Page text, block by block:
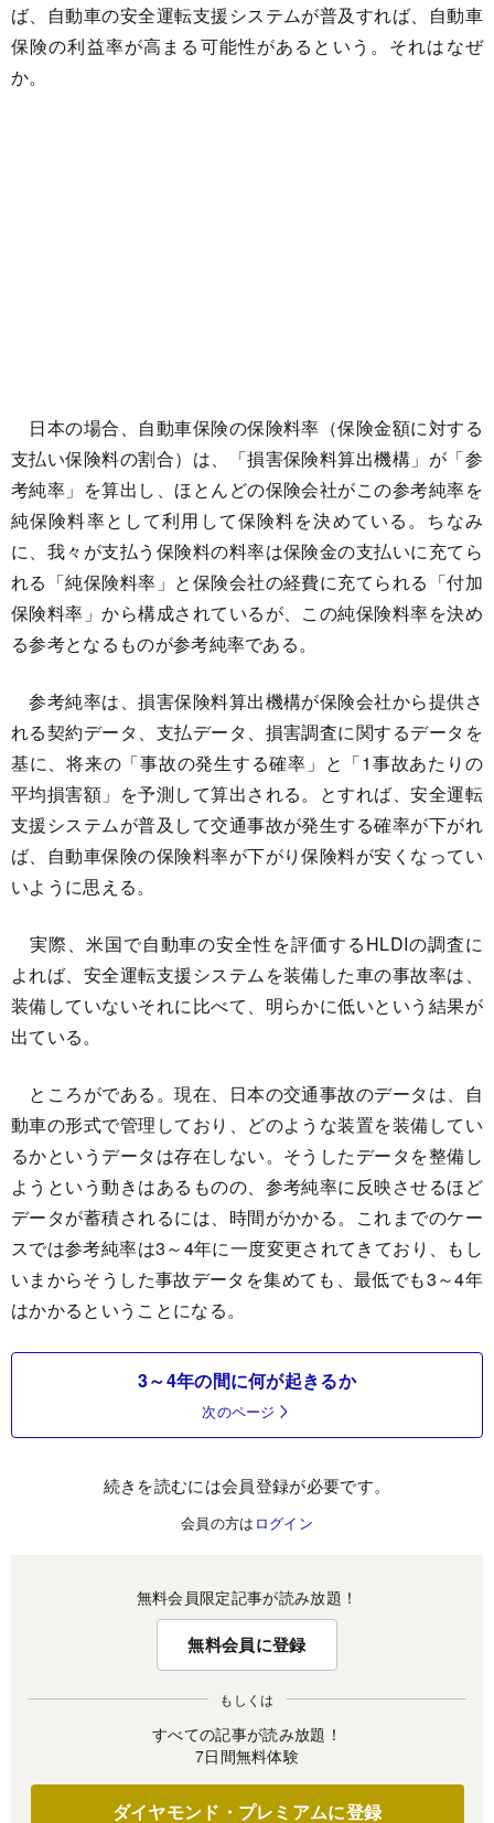
ば、自動車の安全運転支援システムが普及すれば、自動車
保険の利益率が高まる可能性があるという。それはなぜ
か。
日本の場合、自動車保険の保険料率（保険金額に対する
支払い保険料の割合）は、「損害保険料算出機構」が「参
考純率」を算出し、ほとんどの保険会社がこの参考純率を
純保険料率として利用して保険料を決めている。ちなみ
に、我々が支払う保険料の料率は保険金の支払いに充てら
れる「純保険料率」と保険会社の経費に充てられる「付加
保険料率」から構成されているが、この純保険料率を決め
る参考となるものが参考純率である。
参考純率は、損害保険料算出機構が保険会社から提供さ
れる契約データ、支払データ、損害調査に関するデータを
基に、将来の「事故の発生する確率」と「1事故あたりの
平均損害額」を予測して算出される。とすれば、安全運転
支援システムが普及して交通事故が発生する確率が下がれ
ば、自動車保険の保険料率が下がり保険料が安くなってい
いように思える。
実際、米国で自動車の安全性を評価するHLDIの調査に
よれば、安全運転支援システムを装備した車の事故率は、
装備していないそれに比べて、明らかに低いという結果が
出ている。
ところがである。現在、日本の交通事故のデータは、自
動車の形式で管理しており、どのような装置を装備してい
るかというデータは存在しない。そうしたデータを整備し
ようという動きはあるものの、参考純率に反映させるほど
データが蓄積されるには、時間がかかる。これまでのケー
スでは参考純率は3～4年に一度変更されてきており、もし
いまからそうした事故データを集めても、最低でも3～4年
はかかるということになる。
3～4年の間に何が起きるか
次のページ
続きを読むには会員登録が必要です。
会員の方は ログイン
無料会員限定記事が読み放題！
無料会員に登録
もしくは
すべての記事が読み放題！
7日間無料体験
ダイヤモンド・プレミアムに登録